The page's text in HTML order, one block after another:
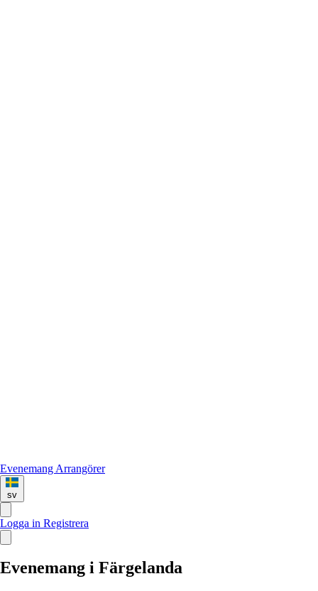
Evenemang Arrangörer
sv
Logga in Registrera
Evenemang i Färgelanda